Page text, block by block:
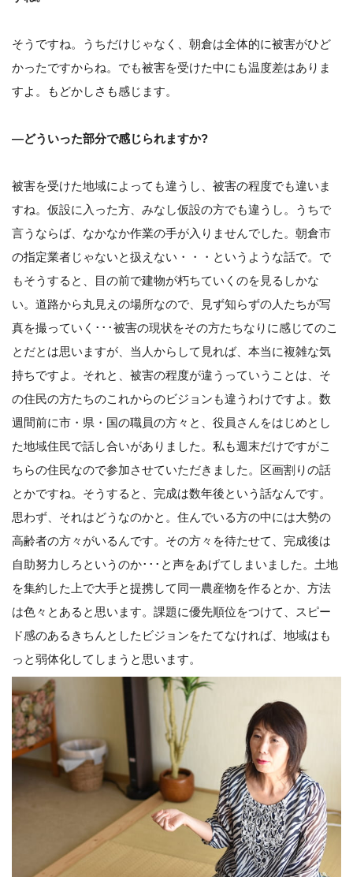
そうですね。うちだけじゃなく、朝倉は全体的に被害がひど
かったですからね。でも被害を受けた中にも温度差はありま
すよ。もどかしさも感じます。
―どういった部分で感じられますか?
被害を受けた地域によっても違うし、被害の程度でも違いま
すね。仮設に入った方、みなし仮設の方でも違うし。うちで
言うならば、なかなか作業の手が入りませんでした。朝倉市
の指定業者じゃないと扱えない・・・というような話で。で
もそうすると、目の前で建物が朽ちていくのを見るしかな
い。道路から丸見えの場所なので、見ず知らずの人たちが写
真を撮っていく･･･被害の現状をその方たちなりに感じてのこ
とだとは思いますが、当人からして見れば、本当に複雑な気
持ちですよ。それと、被害の程度が違うっていうことは、そ
の住民の方たちのこれからのビジョンも違うわけですよ。数
週間前に市・県・国の職員の方々と、役員さんをはじめとし
た地域住民で話し合いがありました。私も週末だけですがこ
ちらの住民なので参加させていただきました。区画割りの話
とかですね。そうすると、完成は数年後という話なんです。
思わず、それはどうなのかと。住んでいる方の中には大勢の
高齢者の方々がいるんです。その方々を待たせて、完成後は
自助努力しろというのか･･･と声をあげてしまいました。土地
を集約した上で大手と提携して同一農産物を作るとか、方法
は色々とあると思います。課題に優先順位をつけて、スピー
ド感のあるきちんとしたビジョンをたてなければ、地域はも
っと弱体化してしまうと思います。